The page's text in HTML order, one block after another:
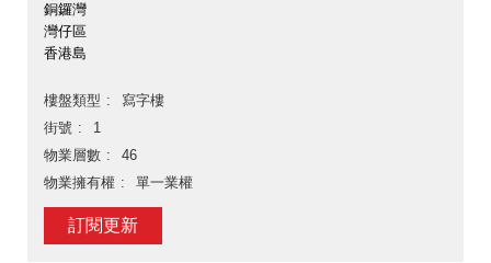
銅鑼灣
灣仔區
香港島
樓盤類型
寫字樓
街號
1
物業層數
46
物業擁有權
單一業權
訂閱更新